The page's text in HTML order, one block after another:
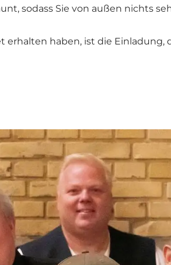
sodass Sie von außen nichts
erhalten haben, ist die